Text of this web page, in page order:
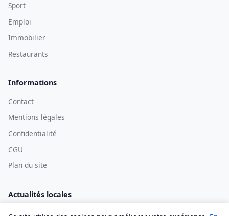
Sport
Emploi
Immobilier
Restaurants
Informations
Contact
Mentions légales
Confidentialité
CGU
Plan du site
Actualités locales